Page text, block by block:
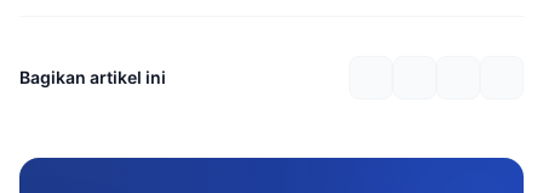
Bagikan artikel ini